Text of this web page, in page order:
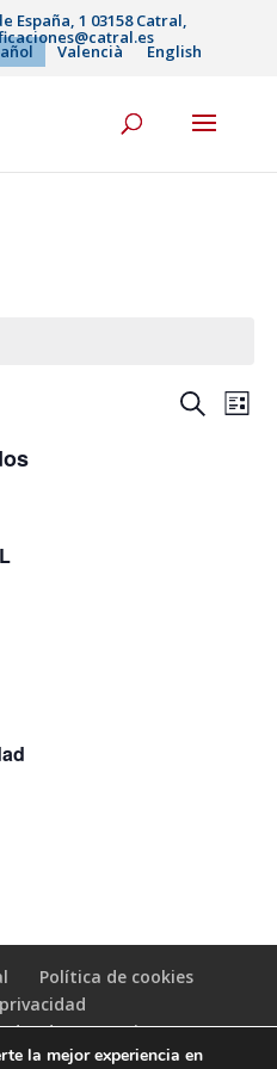
España, 1 03158 Catral,
Valencià English
Buscar
de
Lista
Política de cookies
de Tratamiento
la mejor experiencia en